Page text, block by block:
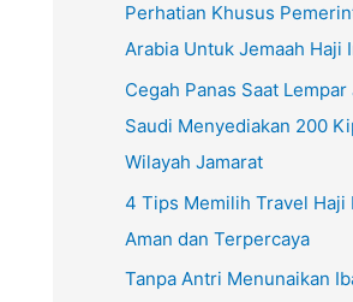
Perhatian Khusus
Arabia Untuk Jemaah Haji
Cegah Panas Saat Lempar
Saudi Menyediakan 200
Wilayah Jamarat
4 Tips Memilih Travel Haji
Aman dan Terpercaya
Tanpa Antri Menunaikan